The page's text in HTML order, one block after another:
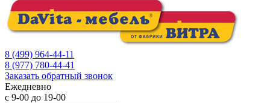
8 (499) 964-44-11
8 (977) 780-44-41
Заказать обратный звонок
Ежедневно
с 9-00 до 19-00